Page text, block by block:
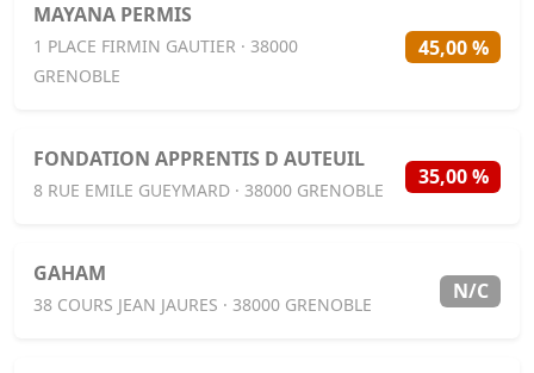
MAYANA PERMIS
1 PLACE FIRMIN GAUTIER · 38000
GRENOBLE
45,00 %
FONDATION APPRENTIS D AUTEUIL
8 RUE EMILE GUEYMARD · 38000 GRENOBLE
35,00 %
GAHAM
38 COURS JEAN JAURES · 38000 GRENOBLE
N/C